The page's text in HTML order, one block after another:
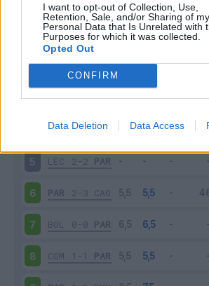
I want to opt-out of Collection, Use,
Retention, Sale, and/or Sharing of my
Personal Data that Is Unrelated with
Purposes for which it was collected.
Opted Out
CONFIRM
Data Deletion Data Access
Giornata VotoFV Entrato
PAR 1-1 FIO
2 PAR 2-1 MIL
3 NAP 2-1 PAR
PAR 2-3 UDI
5 LEC 2-2 PAR
6 PAR 2-3 CAG
7 BOL 0-0 PAR
8 COM 1-1 PAR